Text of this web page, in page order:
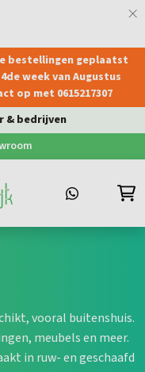
×
bestellingen geplaatst
week van Augustus
op met 0615217307
& bedrijven
vooral buitenshuis.
meubels en meer.
in ruw- en geschaafd